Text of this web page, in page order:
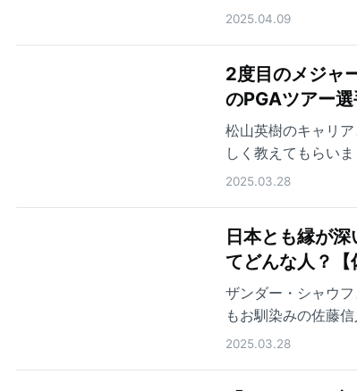
2025.04.09
2度目のメジャ
のPGAツアー選
松山英樹のキャリ
しく教えてもらいま
2025.03.28
日本とも縁が
てどんな人？【
ザンダー・シャウ
もお馴染みの佐藤
2025.03.28